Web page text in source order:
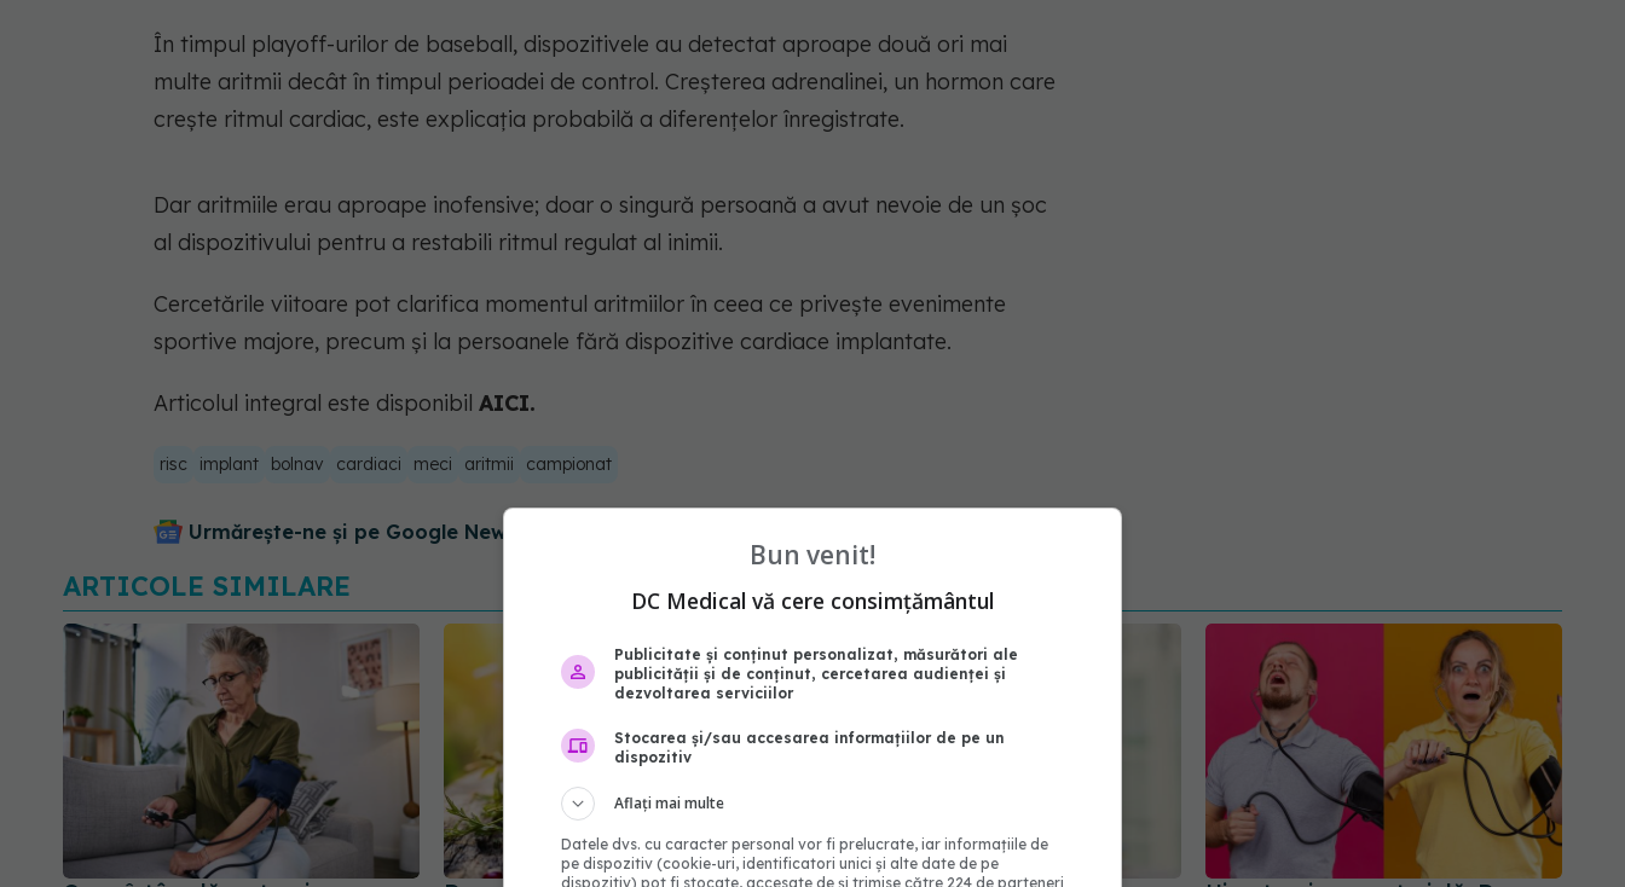
În timpul playoff-urilor de baseball, dispozitivele au detectat aproape două ori mai
multe aritmii decât în timpul perioadei de control. Creșterea adrenalinei, un hormon care
crește ritmul cardiac, este explicația probabilă a diferențelor înregistrate.
Dar aritmiile erau aproape inofensive; doar o singură persoană a avut nevoie de un șoc
al dispozitivului pentru a restabili ritmul regulat al inimii.
Cercetările viitoare pot clarifica momentul aritmiilor în ceea ce privește evenimente
sportive majore, precum și la persoanele fără dispozitive cardiace implantate.
Articolul integral este disponibil AICI.
risc implant bolnav cardiaci meci aritmii campionat
Urmărește-ne și pe Google News - abonează‑te!
ARTICOLE SIMILARE
Bun venit!
DC Medical vă cere consimțământul
Publicitate și conținut personalizat, măsurători ale
publicității și de conținut, cercetarea audienței și
dezvoltarea serviciilor
Stocarea și/sau accesarea informațiilor de pe un
dispozitiv
Aflați mai multe
Datele dvs. cu caracter personal vor fi prelucrate, iar informațiile de
pe dispozitiv (cookie-uri, identificatori unici și alte date de pe
dispozitiv) pot fi stocate, accesate de și trimise către 224 de parteneri